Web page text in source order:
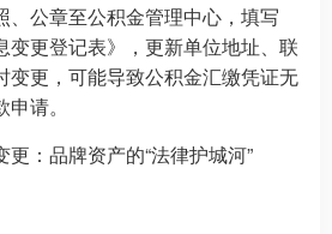
、公章至公积金管理中心，填写
变更登记表》，更新单位地址、联
变更，可能导致公积金汇缴凭证无
请。
：品牌资产的“法律护城河”